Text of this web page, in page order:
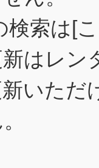
検索は[
はレン
いただ